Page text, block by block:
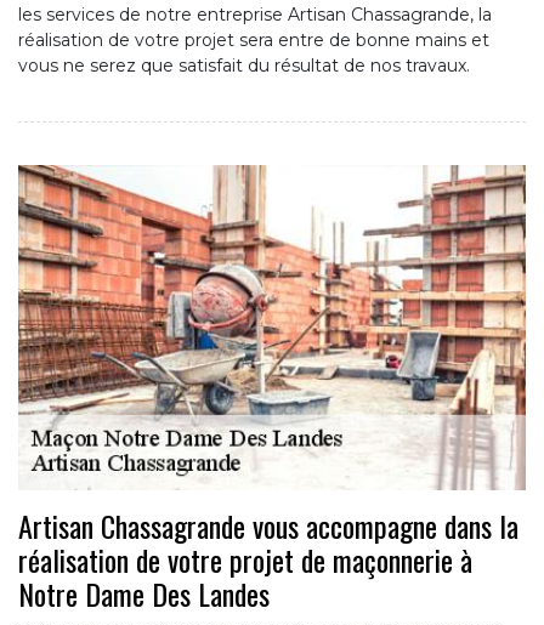
les services de notre entreprise Artisan Chassagrande, la
réalisation de votre projet sera entre de bonne mains et
vous ne serez que satisfait du résultat de nos travaux.
Artisan Chassagrande vous accompagne dans la
réalisation de votre projet de maçonnerie à
Notre Dame Des Landes